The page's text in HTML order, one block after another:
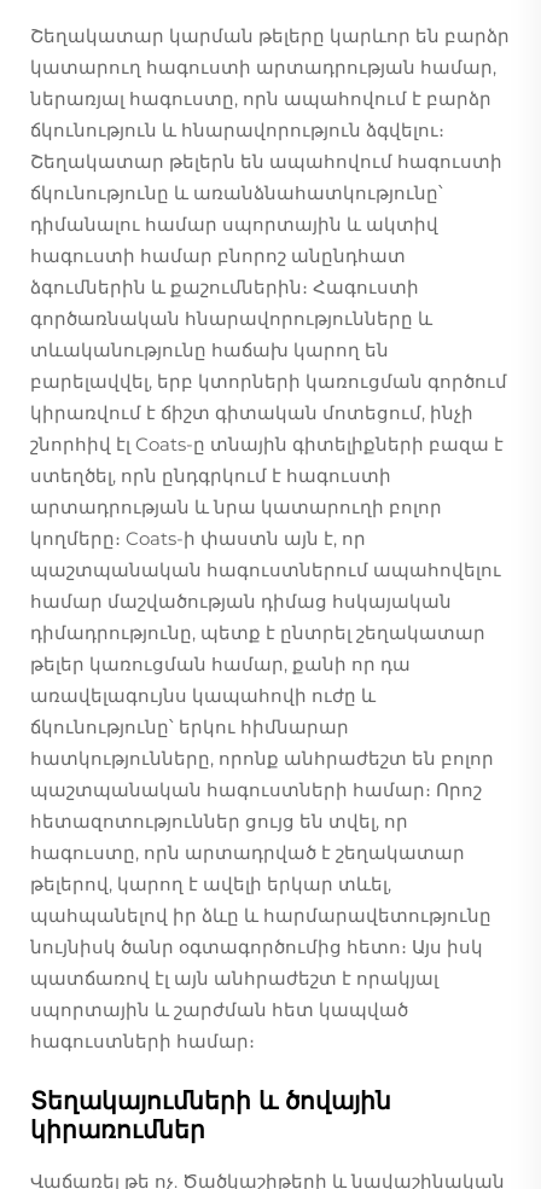
Շեղակատար կարման թելերը կարևոր են բարձր
կատարուղ հագուստի արտադրության համար,
ներառյալ հագուստը, որն ապահովում է բարձր
ճկունություն և հնարավորություն ձգվելու։
Շեղակատար թելերն են ապահովում հագուստի
ճկունությունը և առանձնահատկությունը՝
դիմանալու համար սպորտային և ակտիվ
հագուստի համար բնորոշ անընդհատ
ձգումներին և քաշումներին։ Հագուստի
գործառնական հնարավորությունները և
տևականությունը հաճախ կարող են
բարելավվել, երբ կտորների կառուցման գործում
կիրառվում է ճիշտ գիտական մոտեցում, ինչի
շնորհիվ էլ Coats-ը տնային գիտելիքների բազա է
ստեղծել, որն ընդգրկում է հագուստի
արտադրության և նրա կատարուղի բոլոր
կողմերը։ Coats-ի փաստն այն է, որ
պաշտպանական հագուստներում ապահովելու
համար մաշվածության դիմաց հսկայական
դիմադրությունը, պետք է ընտրել շեղակատար
թելեր կառուցման համար, քանի որ դա
առավելագույնս կապահովի ուժը և
ճկունությունը՝ երկու հիմնարար
հատկությունները, որոնք անհրաժեշտ են բոլոր
պաշտպանական հագուստների համար։ Որոշ
հետազոտություններ ցույց են տվել, որ
հագուստը, որն արտադրված է շեղակատար
թելերով, կարող է ավելի երկար տևել,
պահպանելով իր ձևը և հարմարավետությունը
նույնիսկ ծանր օգտագործումից հետո։ Այս իսկ
պատճառով էլ այն անհրաժեշտ է որակյալ
սպորտային և շարժման հետ կապված
հագուստների համար։
Տեղակայումների և ծովային
կիրառումներ
Վաճառել թե ոչ. Ծածկաշիթերի և նավաշինական